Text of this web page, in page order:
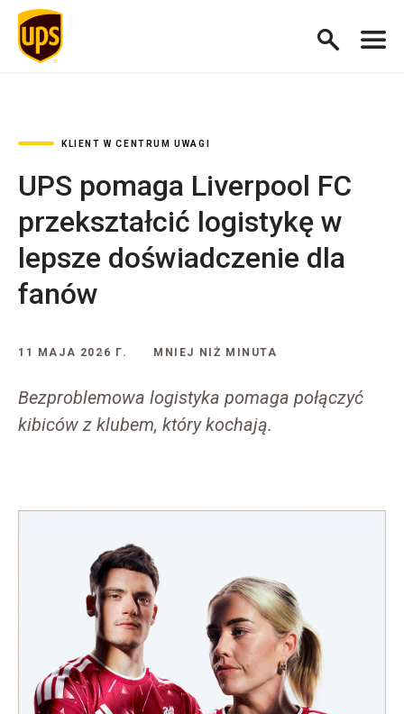
KLIENT W CENTRUM UWAGI
UPS pomaga Liverpool FC
przekształcić logistykę w
lepsze doświadczenie dla
fanów
11 MAJA 2026 Г. MNIEJ NIŻ MINUTA
Bezproblemowa logistyka pomaga połączyć
kibiców z klubem, który kochają.